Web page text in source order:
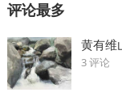
评论最多
黄有维
3 评论